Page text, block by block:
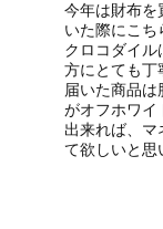
今年は財布を
いた際にこち
クロコダイ
方にとても丁
届いた商品
がオフホワイ
出来れば、マ
て欲しいと思